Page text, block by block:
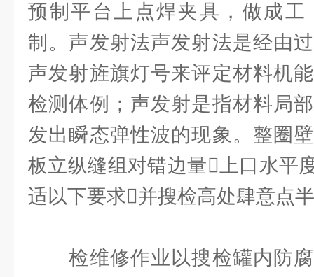
预制平台上点焊夹具，做成工
制。声发射法声发射法是经由
声发射旌旗灯号来评定材料机
检测体例；声发射是指材料局
发出瞬态弹性波的现象。整圈
板立纵缝组对错边量上口水平
适以下要求并搜检高处肆意点
检维修作业以搜检罐内防腐